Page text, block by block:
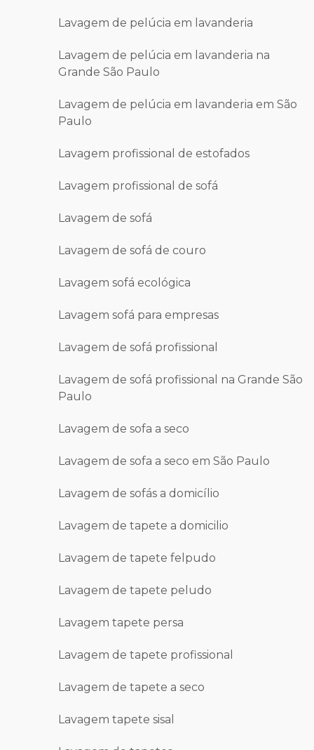
Lavagem de pelúcia em lavanderia
Lavagem de pelúcia em lavanderia na
Grande São Paulo
Lavagem de pelúcia em lavanderia em São
Paulo
Lavagem profissional de estofados
Lavagem profissional de sofá
Lavagem de sofá
Lavagem de sofá de couro
Lavagem sofá ecológica
Lavagem sofá para empresas
Lavagem de sofá profissional
Lavagem de sofá profissional na Grande São
Paulo
Lavagem de sofa a seco
Lavagem de sofa a seco em São Paulo
Lavagem de sofás a domicílio
Lavagem de tapete a domicilio
Lavagem de tapete felpudo
Lavagem de tapete peludo
Lavagem tapete persa
Lavagem de tapete profissional
Lavagem de tapete a seco
Lavagem tapete sisal